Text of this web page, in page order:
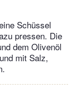
Schüssel
pressen. Die
dem Olivenöl
mit Salz,